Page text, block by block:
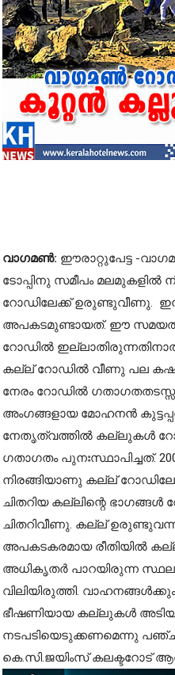
വാഗമൺ: ഈരാറ്റുപേട്ട -
ടോപ്പിനു സമീപം
റോഡിലേക്ക് ഉരുണ്ടുവീണു.
അപകടമുണ്ടായത്. ഈ
റോഡിൽ
കല്ല് റോഡിൽ വീണു പല
നേരം റോഡിൽ
അംഗങ്ങളായ മോഹനൻ
നേതൃത്വത്തിൽ കല്ലുകൾ
ഗതാഗതം പുനഃസ്ഥാപിച്ചത്.
നിരങ്ങിയാണു കല്ല്
ചിതറിയ കല്ലിന്റെ
ചിതറിവീണു. കല്ല്
അപകടകരമായ രീതിയിൽ
അധികൃതർ പാറയിരുന്ന
വിലിയിരുത്തി.
ഭീഷണിയായ കല്ലുകൾ
നടപടിയെടുക്കണമെന്നു
കെ.സി.ജയിംസ് കലക്ടറോട്